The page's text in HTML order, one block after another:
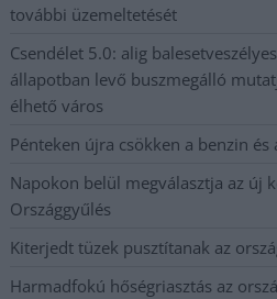
további üzemeltetését
Csendélet 5.0: alig
állapotban levő buszmegálló
élhető város
Pénteken újra csökken a benzin és
Napokon belül megválasztja az új
Országgyűlés
Kiterjedt tüzek pusztítanak az
Harmadfokú hőségriasztás az